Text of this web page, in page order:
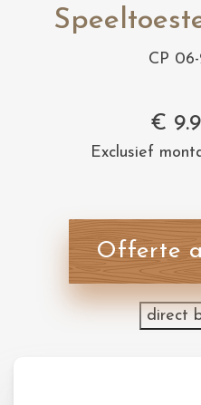
CP
€
Exclusief
Offerte
direct